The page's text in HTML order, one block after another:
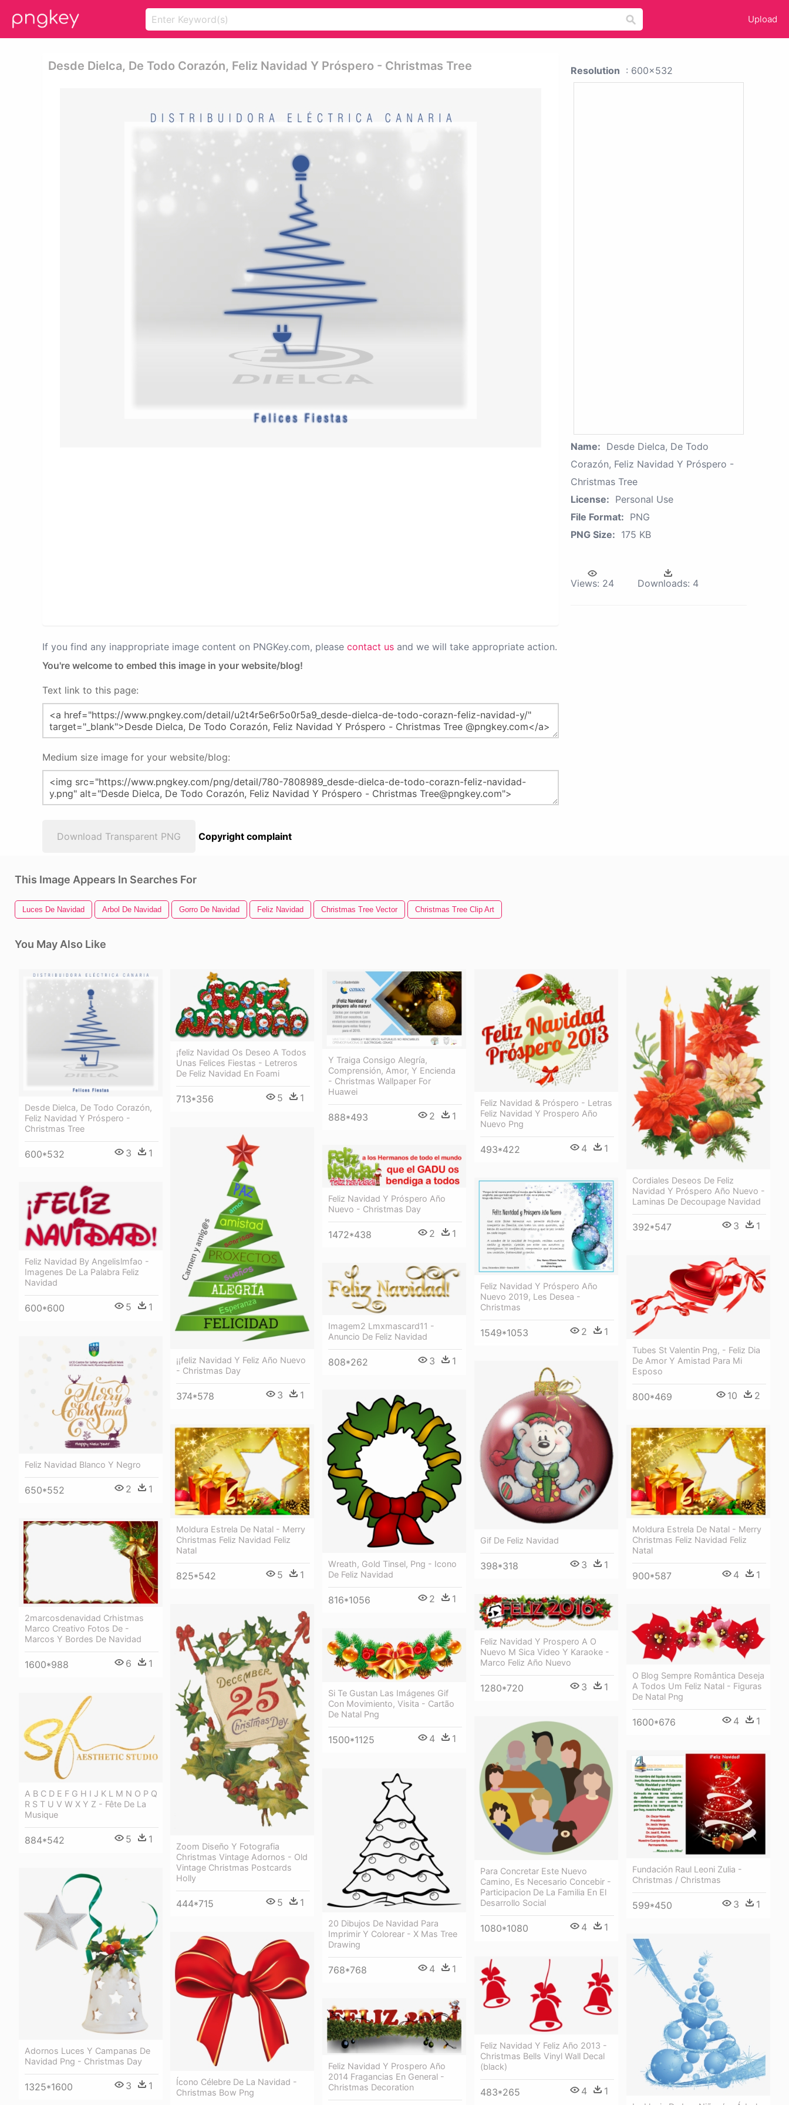
Upload
Desde Dielca, De Todo Corazón, Feliz Navidad Y Próspero - Christmas Tree
If you find any inappropriate image content on PNGKey.com, please contact us and we will take appropriate action.
You're welcome to embed this image in your website/blog!
Text link to this page:
Medium size image for your website/blog:
Download Transparent PNG Copyright complaint
Resolution : 600x532
Name: Desde Dielca, De Todo
Corazón, Feliz Navidad Y Próspero -
Christmas Tree
License: Personal Use
File Format: PNG
PNG Size: 175 KB
Views: 24 Downloads: 4
This Image Appears In Searches For
Luces De Navidad Arbol De Navidad Gorro De Navidad Feliz Navidad Christmas Tree Vector Christmas Tree Clip Art
You May Also Like
Desde Dielca, De Todo Corazón,
Feliz Navidad Y Próspero -
Christmas Tree
600*532 3 1
¡feliz Navidad Os Deseo A Todos
Unas Felices Fiestas - Letreros
De Feliz Navidad En Foami
713*356 5 1
Y Traiga Consigo Alegría,
Comprensión, Amor, Y Encienda
- Christmas Wallpaper For
Huawei
888*493 2 1
Feliz Navidad & Próspero - Letras
Feliz Navidad Y Prospero Año
Nuevo Png
493*422 4 1
Cordiales Deseos De Feliz
Navidad Y Próspero Año Nuevo -
Laminas De Decoupage Navidad
392*547 3 1
¡¡feliz Navidad Y Feliz Año Nuevo
- Christmas Day
374*578 3 1
Feliz Navidad Y Próspero Año
Nuevo - Christmas Day
1472*438 2 1
Feliz Navidad Y Próspero Año
Nuevo 2019, Les Desea -
Christmas
1549*1053 2 1
Feliz Navidad By Angelislmfao -
Imagenes De La Palabra Feliz
Navidad
600*600 5 1
Tubes St Valentin Png, - Feliz Dia
De Amor Y Amistad Para Mi
Esposo
800*469 10 2
Imagem2 Lmxmascard11 -
Anuncio De Feliz Navidad
808*262 3 1
Feliz Navidad Blanco Y Negro
650*552 2 1
Gif De Feliz Navidad
398*318 3 1
Wreath, Gold Tinsel, Png - Icono
De Feliz Navidad
816*1056 2 1
Moldura Estrela De Natal - Merry
Christmas Feliz Navidad Feliz
Natal
825*542 5 1
Moldura Estrela De Natal - Merry
Christmas Feliz Navidad Feliz
Natal
900*587 4 1
2marcosdenavidad Crhistmas
Marco Creativo Fotos De -
Marcos Y Bordes De Navidad
1600*988 6 1
Feliz Navidad Y Prospero A O
Nuevo M Sica Video Y Karaoke -
Marco Feliz Año Nuevo
1280*720 3 1
Zoom Diseño Y Fotografia
Christmas Vintage Adornos - Old
Vintage Christmas Postcards
Holly
444*715 5 1
O Blog Sempre Romântica Deseja
A Todos Um Feliz Natal - Figuras
De Natal Png
1600*676 4 1
Si Te Gustan Las Imágenes Gif
Con Movimiento, Visita - Cartão
De Natal Png
1500*1125 4 1
A B C D E F G H I J K L M N O P Q
R S T U V W X Y Z - Fête De La
Musique
884*542 5 1
Para Concretar Este Nuevo
Camino, Es Necesario Concebir -
Participacion De La Familia En El
Desarrollo Social
1080*1080 4 1
Fundación Raul Leoni Zulia -
Christmas / Christmas
599*450 3 1
20 Dibujos De Navidad Para
Imprimir Y Colorear - X Mas Tree
Drawing
768*768 4 1
Adornos Luces Y Campanas De
Navidad Png - Christmas Day
1325*1600 3 1
Ícono Célebre De La Navidad -
Christmas Bow Png
Feliz Navidad Y Feliz Año 2013 -
Christmas Bells Vinyl Wall Decal
(black)
483*265 4 1
Feliz Navidad Y Prospero Año
2014 Fragancias En General -
Christmas Decoration